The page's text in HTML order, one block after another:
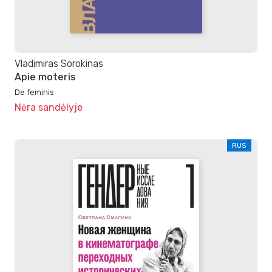
Vladimiras Sorokinas
Apie moteris
De feminis
Nėra sandėlyje
RUS